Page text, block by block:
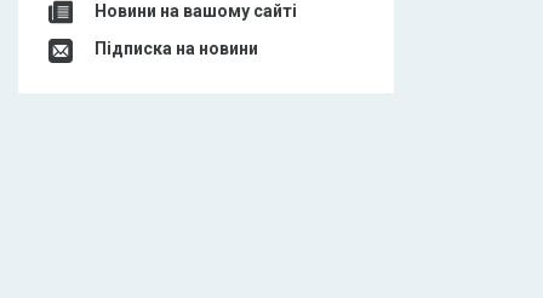
Новини на вашому сайті
Підписка на новини